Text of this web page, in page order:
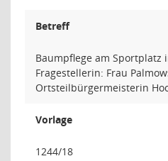
Betreff
Baumpflege am Sportplatz
Fragestellerin: Frau
Ortsteilbürgermeisterin
Vorlage
1244/18